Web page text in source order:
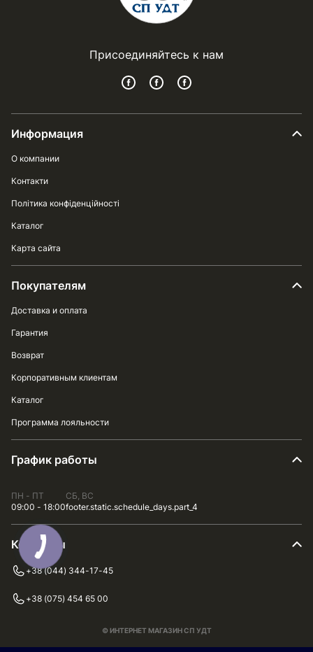
Присоединяйтесь к нам
Информация
О компании
Контакти
Політика конфіденційності
Каталог
Карта сайта
Покупателям
Доставка и оплата
Гарантия
Возврат
Корпоративным клиентам
Каталог
Программа лояльности
График работы
ПН - ПТ
09:00 - 18:00
СБ, ВС
footer.static.schedule_days.part_4
Контакты
+38 (044) 344-17-45
+38 (075) 454 65 00
© ИНТЕРНЕТ МАГАЗИН СП УДТ